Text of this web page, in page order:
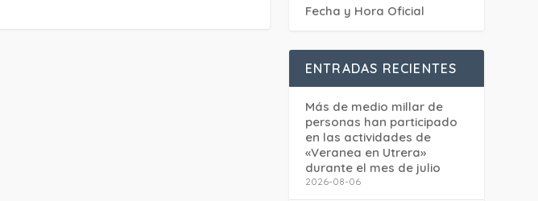
Fecha y Hora Oficial
ENTRADAS RECIENTES
Más de medio millar de
personas han participado
en las actividades de
«Veranea en Utrera»
durante el mes de julio
2026-08-06